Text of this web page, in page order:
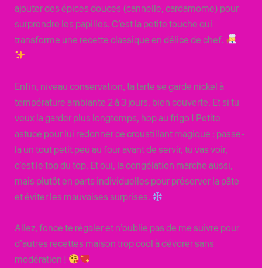
ajouter des épices douces (cannelle, cardamome) pour
surprendre les papilles. C’est la petite touche qui
transforme une recette classique en délice de chef.
Enfin, niveau conservation, ta tarte se garde nickel à
température ambiante 2 à 3 jours, bien couverte. Et si tu
veux la garder plus longtemps, hop au frigo ! Petite
astuce pour lui redonner ce croustillant magique : passe-
la un tout petit peu au four avant de servir, tu vas voir,
c’est le top du top. Et oui, la congélation marche aussi,
mais plutôt en parts individuelles pour préserver la pâte
et éviter les mauvaises surprises.
Allez, fonce te régaler et n’oublie pas de me suivre pour
d’autres recettes maison trop cool à dévorer sans
modération !